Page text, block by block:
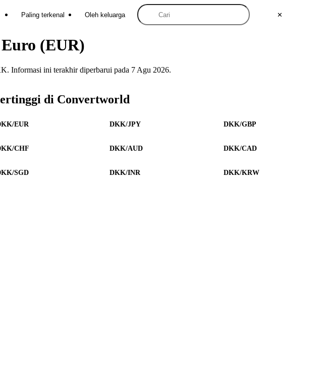
✕
Paling terkenal Oleh keluarga
(EUR)
Informasi ini terakhir diperbarui pada 7 Agu 2026.
di Convertworld
EUR DKK/JPY DKK/GBP
CHF DKK/AUD DKK/CAD
SGD DKK/INR DKK/KRW